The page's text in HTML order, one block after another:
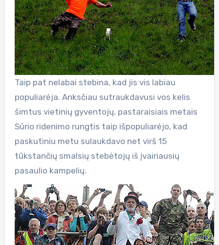
Taip pat nelabai stebina, kad jis vis labiau
populiarėja. Anksčiau sutraukdavusi vos kelis
šimtus vietinių gyventojų, pastaraisiais metais
Sūrio ridenimo rungtis taip išpopuliarėjo, kad
paskutiniu metu sulaukdavo net virš 15
tūkstančių smalsių stebėtojų iš įvairiausių
pasaulio kampelių.